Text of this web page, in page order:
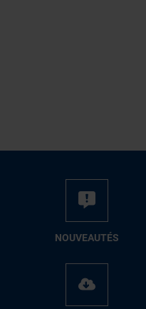
NOUVEAUTÉS